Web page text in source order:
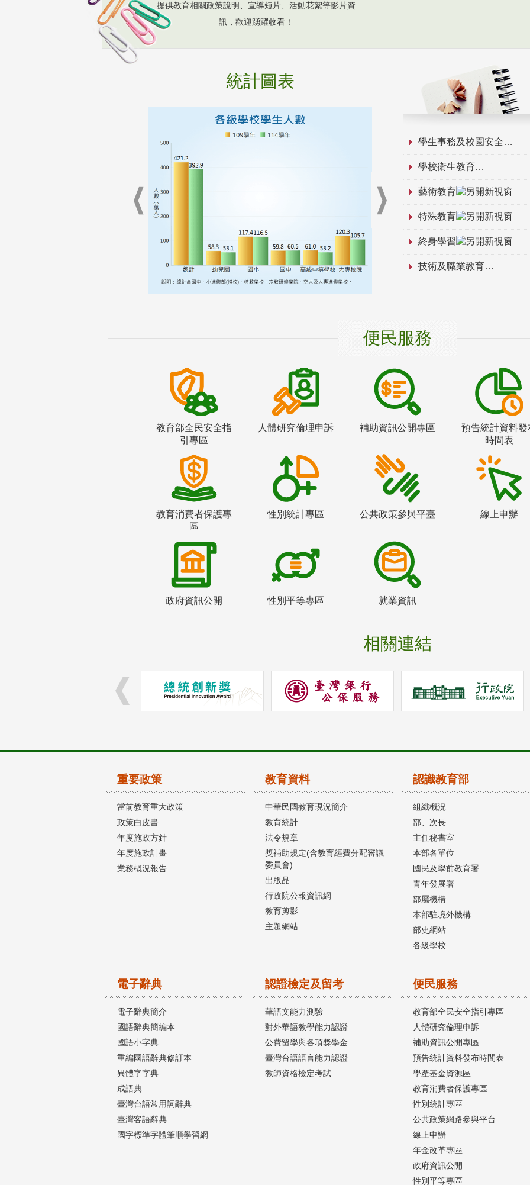
提供教育相關政策說明、宣導短片、活動花絮等影片資
訊，歡迎踴躍收看！
統計圖表
學生事務及校園安全
學校衛生教育
藝術教育
特殊教育
終身學習
技術及職業教育
便民服務
教育部全民安全指
引專區
人體研究倫理申訴 補助資訊公開專區
預告統計資料發
時間表
教育消費者保護專
區
性別統計專區 公共政策參與平臺 線上申辦
政府資訊公開 性別平等專區 就業資訊
相關連結
重要政策
當前教育重大政策
政策白皮書
年度施政方針
年度施政計畫
業務概況報告
教育資料
中華民國教育現況簡介
教育統計
法令規章
獎補助規定(含教育經費分配審議
委員會)
出版品
行政院公報資訊網
教育剪影
主題網站
認識教育部
組織概況
部、次長
主任秘書室
本部各單位
國民及學前教育署
青年發展署
部屬機構
本部駐境外機構
部史網站
各級學校
電子辭典
電子辭典簡介
國語辭典簡編本
國語小字典
重編國語辭典修訂本
異體字字典
成語典
臺灣台語常用詞辭典
臺灣客語辭典
國字標準字體筆順學習網
認證檢定及留考
華語文能力測驗
對外華語教學能力認證
公費留學與各項獎學金
臺灣台語語言能力認證
教師資格檢定考試
便民服務
教育部全民安全指引專區
人體研究倫理申訴
補助資訊公開專區
預告統計資料發布時間表
學產基金資源區
教育消費者保護專區
性別統計專區
公共政策網路參與平台
線上申辦
年金改革專區
政府資訊公開
性別平等專區